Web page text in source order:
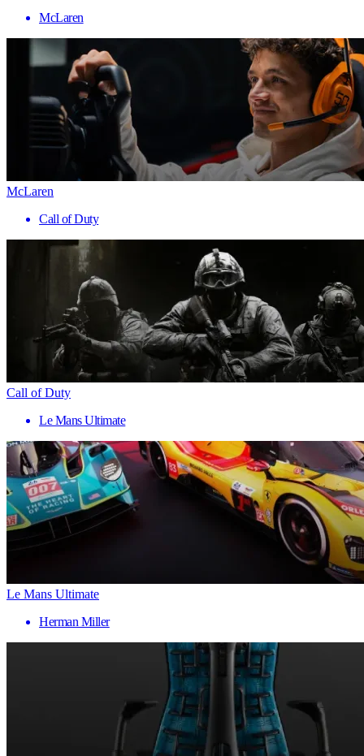
McLaren
McLaren
Call of Duty
Call of Duty
Le Mans Ultimate
Le Mans Ultimate
Herman Miller